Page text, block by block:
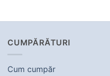
CUMPĂRĂTURI
Cum cumpăr